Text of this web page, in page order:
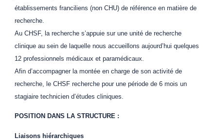
établissements franciliens (non CHU) de référence en matière de
recherche.
Au CHSF, la recherche s’appuie sur une unité de recherche
clinique au sein de laquelle nous accueillons aujourd’hui quelques
12 professionnels médicaux et paramédicaux.
Afin d’accompagner la montée en charge de son activité de
recherche, le CHSF recherche pour une période de 6 mois un
stagiaire technicien d’études cliniques.
POSITION DANS LA STRUCTURE :
Liaisons hiérarchiques